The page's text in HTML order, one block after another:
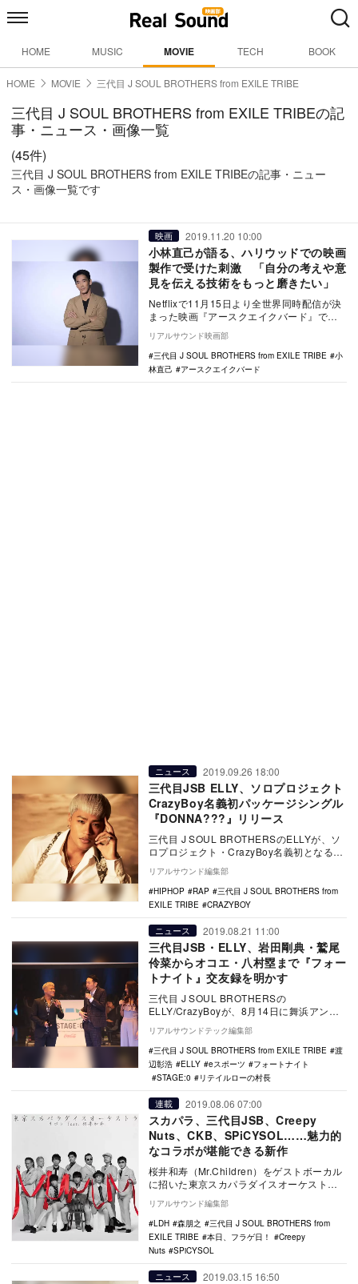
HOME MUSIC MOVIE TECH BOOK
HOME MOVIE 三代目 J SOUL BROTHERS from EXILE TRIBE
三代目 J SOUL BROTHERS from EXILE TRIBEの記
事・ニュース・画像一覧
(45件)
三代目 J SOUL BROTHERS from EXILE TRIBEの記事・ニュー
ス・画像一覧です
映画 2019.11.20 10:00
小林直己が語る、ハリウッドでの映画
製作で受けた刺激 「自分の考えや意
見を伝える技術をもっと磨きたい」
Netflixで11月15日より全世界同時配信が決
まった映画『アースクエイクバード』でハ
リウッドデビューを果たした小林直己。小
林…
リアルサウンド映画部
三代目 J SOUL BROTHERS from EXILE TRIBE
小
林直己
アースクエイクバード
ニュース 2019.09.26 18:00
三代目JSB ELLY、ソロプロジェクト
CrazyBoy名義初パッケージシングル
『DONNA???』リリース
三代目 J SOUL BROTHERSのELLYが、ソ
ロプロジェクト・CrazyBoy名義初となるシ
ングル『DONNA???』を…
リアルサウンド編集部
HIPHOP
RAP
三代目 J SOUL BROTHERS from
EXILE TRIBE
CRAZYBOY
ニュース 2019.08.21 11:00
三代目JSB・ELLY、岩田剛典・鷲尾
伶菜からオコエ・八村塁まで『フォー
トナイト』交友録を明かす
三代目 J SOUL BROTHERSの
ELLY/CrazyBoyが、8月14日に舞浜アンフ
ィシアターで開催された『Coca-C…
リアルサウンドテック編集部
三代目 J SOUL BROTHERS from EXILE TRIBE
渡
辺彰浩
ELLY eスポーツ
フォートナイト
STAGE:0
リテイルローの村長
連載 2019.08.06 07:00
スカパラ、三代目JSB、Creepy
Nuts、CKB、SPiCYSOL……魅力的
なコラボが堪能できる新作
桜井和寿（Mr.Children）をゲストボーカル
に招いた東京スカパラダイスオーケストラ
（以下、スカパラ）の“歌モノ”シングル、…
リアルサウンド編集部
LDH
森朋之
三代目 J SOUL BROTHERS from
EXILE TRIBE
本日、フラゲ日！
Creepy
Nuts
SPiCYSOL
ニュース 2019.03.15 16:50